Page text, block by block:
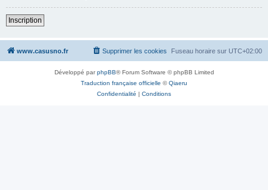
Inscription
www.casusno.fr Fuseau horaire sur UTC+02:00
Supprimer les cookies
Développé parphpBB® Forum Software © phpBB Limited
Traduction française officielle ©Qiaeru
Confidentialité | Conditions